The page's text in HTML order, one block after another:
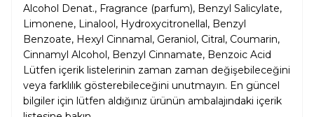
Alcohol Denat., Fragrance (parfum), Benzyl Salicylate,
Limonene, Linalool, Hydroxycitronellal, Benzyl
Benzoate, Hexyl Cinnamal, Geraniol, Citral, Coumarin,
Cinnamyl Alcohol, Benzyl Cinnamate, Benzoic Acid
Lütfen içerik listelerinin zaman zaman değişebileceğini
veya farklılık gösterebileceğini unutmayın. En güncel
bilgiler için lütfen aldığınız ürünün ambalajındaki içerik